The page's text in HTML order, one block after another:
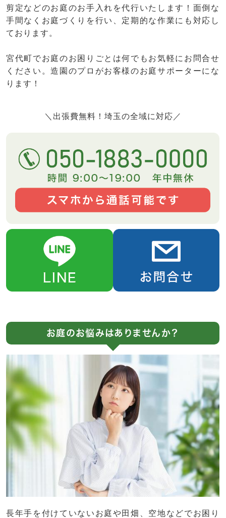
剪定などのお庭のお手入れを代行いたします！面倒な
手間なくお庭づくりを行い、定期的な作業にも対応し
ております。
宮代町でお庭のお困りごとは何でもお気軽にお問合せ
ください。造園のプロがお客様のお庭サポーターにな
ります！
＼出張費無料！埼玉の全域に対応／
お庭のお悩みはありませんか？
長年手を付けていないお庭や田畑、空地などでお困り